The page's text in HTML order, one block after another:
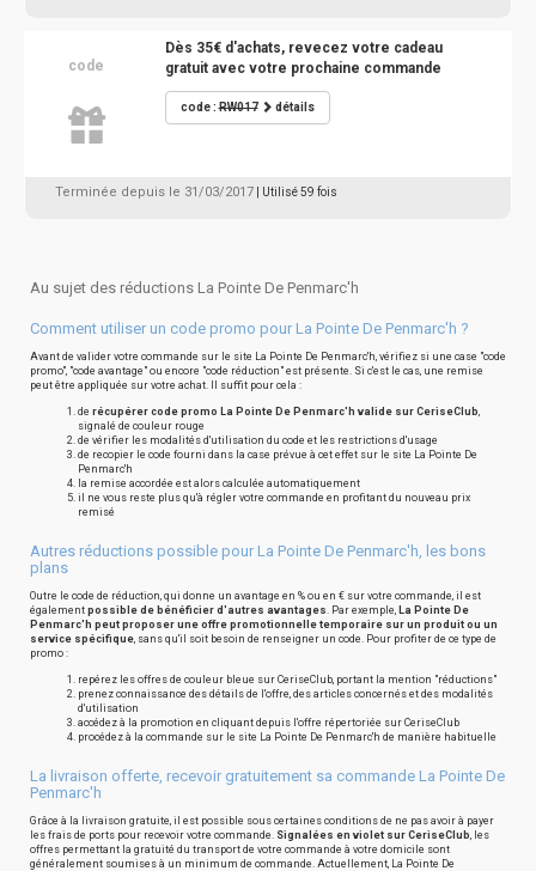
code
Dès 35€ d'achats, revecez votre cadeau
gratuit avec votre prochaine commande
code :RW017 détails
Terminée depuis le 31/03/2017 | Utilisé 59 fois
Au sujet des réductions La Pointe De Penmarc'h
Comment utiliser un code promo pour La Pointe De Penmarc'h ?
Avant de valider votre commande sur le site La Pointe De Penmarc'h, vérifiez si une case "code
promo", "code avantage" ou encore "code réduction" est présente. Si c'est le cas, une remise
peut être appliquée sur votre achat. Il suffit pour cela :
de récupérer code promo La Pointe De Penmarc'h valide sur CeriseClub,
signalé de couleur rouge
de vérifier les modalités d'utilisation du code et les restrictions d'usage
de recopier le code fourni dans la case prévue à cet effet sur le site La Pointe De
Penmarc'h
la remise accordée est alors calculée automatiquement
il ne vous reste plus qu'à régler votre commande en profitant du nouveau prix
remisé
Autres réductions possible pour La Pointe De Penmarc'h, les bons
plans
Outre le code de réduction, qui donne un avantage en % ou en € sur votre commande, il est
également possible de bénéficier d'autres avantages. Par exemple, La Pointe De
Penmarc'h peut proposer une offre promotionnelle temporaire sur un produit ou un
service spécifique, sans qu'il soit besoin de renseigner un code. Pour profiter de ce type de
promo :
repérez les offres de couleur bleue sur CeriseClub, portant la mention "réductions"
prenez connaissance des détails de l'offre, des articles concernés et des modalités
d'utilisation
accédez à la promotion en cliquant depuis l'offre répertoriée sur CeriseClub
procédez à la commande sur le site La Pointe De Penmarc'h de manière habituelle
La livraison offerte, recevoir gratuitement sa commande La Pointe De
Penmarc'h
Grâce à la livraison gratuite, il est possible sous certaines conditions de ne pas avoir à payer
les frais de ports pour recevoir votre commande. Signalées en violet sur CeriseClub, les
offres permettant la gratuité du transport de votre commande à votre domicile sont
généralement soumises à un minimum de commande. Actuellement, La Pointe De